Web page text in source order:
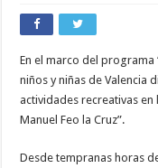
En el marco del programa
niños y niñas de Valencia
actividades recreativas en
Manuel Feo la Cruz”.
Desde tempranas horas